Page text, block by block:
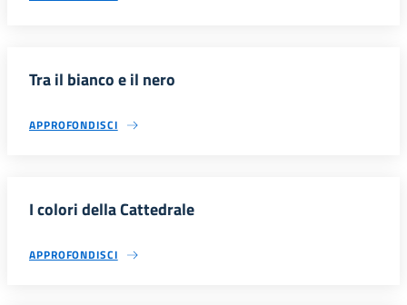
Tra il bianco e il nero
APPROFONDISCI
I colori della Cattedrale
APPROFONDISCI